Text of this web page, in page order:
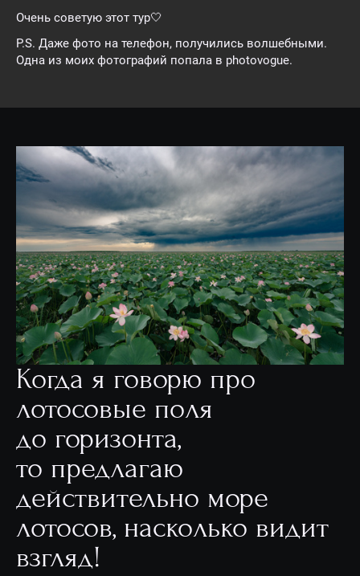
Очень советую этот тур🤍
P.S. Даже фото на телефон, получились волшебными.
Одна из моих фотографий попала в photovogue.
Когда я говорю про
лотосовые поля
до горизонта,
то предлагаю
действительно море
лотосов, насколько видит
взгляд!